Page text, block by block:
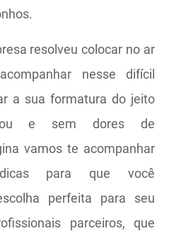
resolveu colocar no ar
nesse difícil
a sua formatura do jeito
e sem dores de
vamos te acompanhar
para que você
perfeita para seu
parceiros, que